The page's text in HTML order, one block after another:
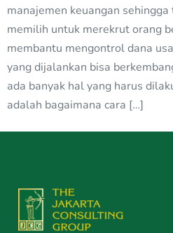
manajemen keuangan
memilih untuk merekrut orang
membantu mengontrol dana
yang dijalankan bisa
ada banyak hal yang harus
adalah bagaimana cara […]